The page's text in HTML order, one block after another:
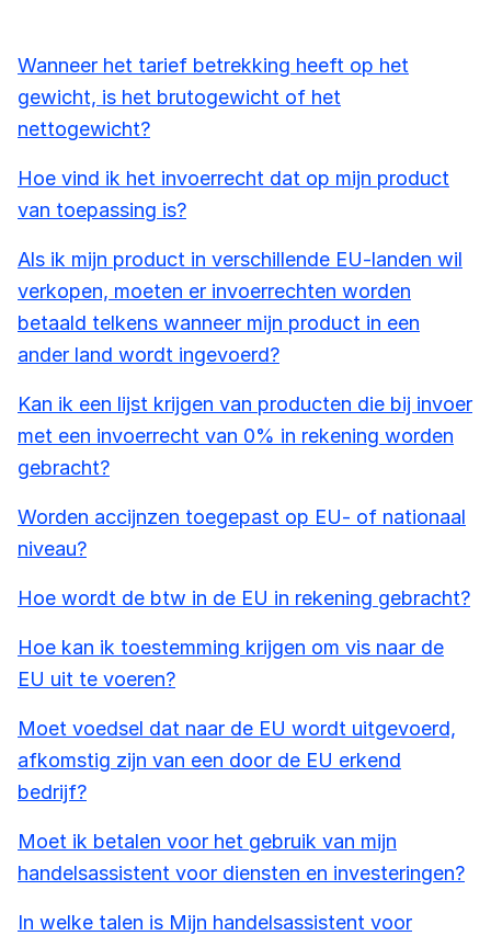
Wanneer het tarief betrekking heeft op het
gewicht, is het brutogewicht of het
nettogewicht?
Hoe vind ik het invoerrecht dat op mijn product
van toepassing is?
Als ik mijn product in verschillende EU-landen wil
verkopen, moeten er invoerrechten worden
betaald telkens wanneer mijn product in een
ander land wordt ingevoerd?
Kan ik een lijst krijgen van producten die bij invoer
met een invoerrecht van 0% in rekening worden
gebracht?
Worden accijnzen toegepast op EU- of nationaal
niveau?
Hoe wordt de btw in de EU in rekening gebracht?
Hoe kan ik toestemming krijgen om vis naar de
EU uit te voeren?
Moet voedsel dat naar de EU wordt uitgevoerd,
afkomstig zijn van een door de EU erkend
bedrijf?
Moet ik betalen voor het gebruik van mijn
handelsassistent voor diensten en investeringen?
In welke talen is Mijn handelsassistent voor